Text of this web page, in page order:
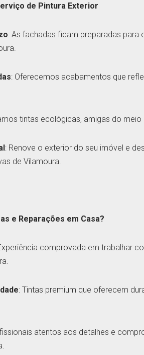
de Pintura Exterior
: As fachadas ficam preparadas para
: Oferecemos acabamentos que
tintas ecológicas, amigas do meio
: Renove o exterior do seu imóvel e
de Vilamoura.
e Reparações em Casa?
comprovada em trabalhar
: Tintas premium que oferecem
atentos aos detalhes e